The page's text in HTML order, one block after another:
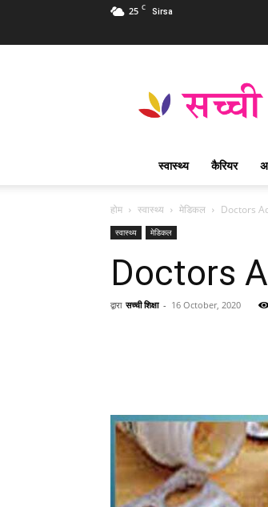
25 C Sirsa
शिक्षा
स्वास्थ्य कैरियर
होम स्वास्थ्य मेडिकल Doctors
स्वास्थ्य मेडिकल
Doctors
द्वारा सच्ची शिक्षा - 16 October, 2020